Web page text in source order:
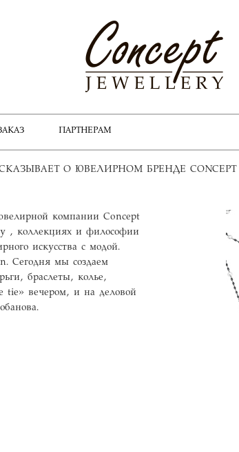
ПАРТНЕРАМ
О ЮВЕЛИРНОМ БРЕНДЕ
компании Concept
, коллекциях и философии
искусства с модой.
Сегодня мы создаем
браслеты, колье,
tie» вечером, и на деловой